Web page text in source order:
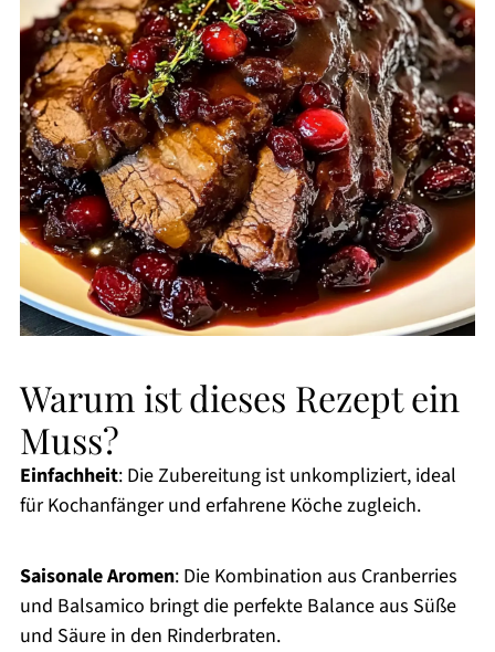
Warum ist dieses Rezept ein
Muss?
Einfachheit: Die Zubereitung ist unkompliziert, ideal
für Kochanfänger und erfahrene Köche zugleich.
Saisonale Aromen: Die Kombination aus Cranberries
und Balsamico bringt die perfekte Balance aus Süße
und Säure in den Rinderbraten.